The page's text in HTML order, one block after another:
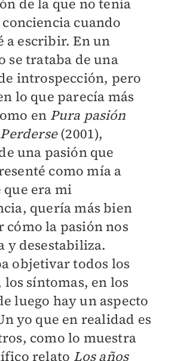
de la que no tenía
cuando
a escribir. En un
se trataba de una
introspección, pero
lo que parecía más
en Pura pasión
Perderse(2001),
una pasión que
como mía a
que era mi
quería más bien
cómo la pasión nos
y desestabiliza.
objetivar todos los
síntomas, en los
luego hay un aspecto
yo que en realidad es
como lo muestra
relato Los años